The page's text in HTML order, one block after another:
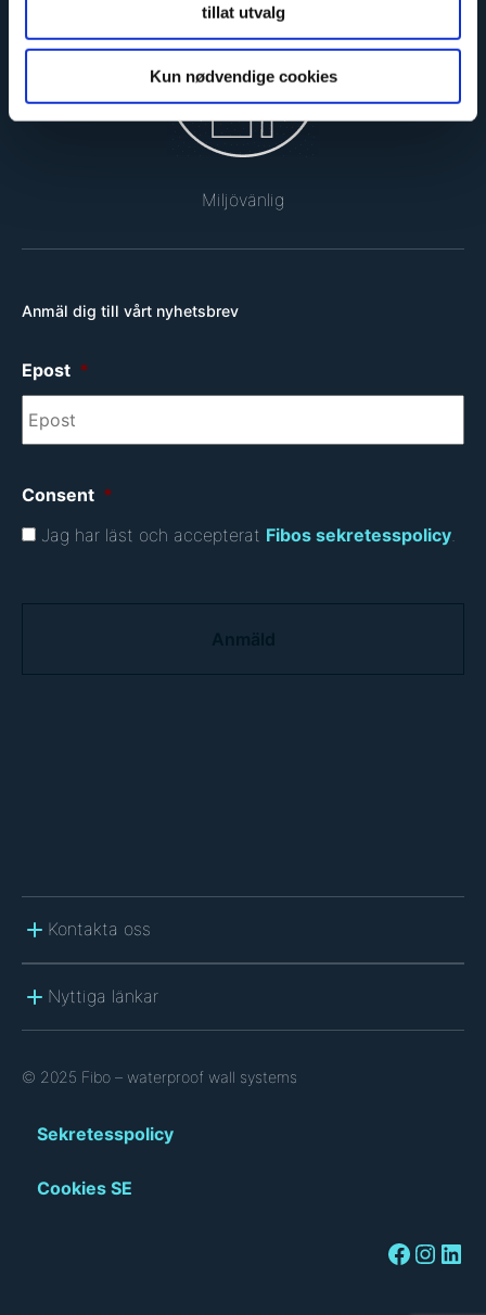
tillat utvalg
Kun nødvendige cookies
Miljövänlig
Anmäl dig till vårt nyhetsbrev
Epost *
Consent *
Jag har läst och accepterat Fibos sekretesspolicy.
Kontakta oss
Nyttiga länkar
© 2025 Fibo – waterproof wall systems
Sekretesspolicy
Cookies SE
Facebook Instagram LinkedIn